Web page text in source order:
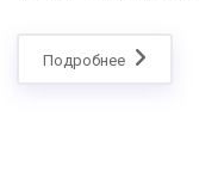
Подробнее